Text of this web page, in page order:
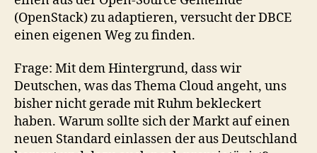
(OpenStack) zu adaptieren, versucht der DBCE
einen eigenen Weg zu finden.
Frage: Mit dem Hintergrund, dass wir
Deutschen, was das Thema Cloud angeht, uns
bisher nicht gerade mit Ruhm bekleckert
haben. Warum sollte sich der Markt auf einen
neuen Standard einlassen der aus Deutschland